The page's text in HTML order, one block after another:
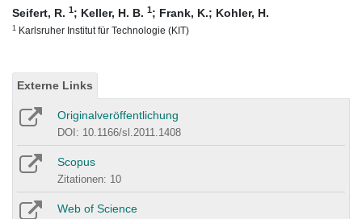
Seifert, R. 1; Keller, H. B. 1; Frank, K.; Kohler, H.
1 Karlsruher Institut für Technologie (KIT)
Externe Links
Originalveröffentlichung
DOI: 10.1166/sl.2011.1408
Scopus
Zitationen: 10
Web of Science